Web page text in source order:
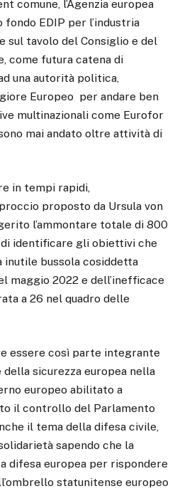
comune, l’Agenzia europea
EDIP per l’industria
sul tavolo del Consiglio e del
come futura catena di
una autorità politica,
Europeo per andare ben
multinazionali come Eurofor
mai andato oltre attività di
in tempi rapidi,
proposto da Ursula von
l’ammontare totale di 800
identificare gli obiettivi che
inutile bussola cosiddetta
maggio 2022 e dell’inefficace
a 26 nel quadro delle
essere così parte integrante
sicurezza europea nella
europeo abilitato a
il controllo del Parlamento
il tema della difesa civile,
sapendo che la
difesa europea per rispondere
statunitense europeo